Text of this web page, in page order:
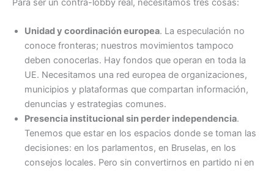
Para ser un contra-lobby real, necesitamos tres cosas:
Unidad y coordinación europea. La especulación no
conoce fronteras; nuestros movimientos tampoco
deben conocerlas. Hay fondos que operan en toda la
UE. Necesitamos una red europea de organizaciones,
municipios y plataformas que compartan información,
denuncias y estrategias comunes.
Presencia institucional sin perder independencia.
Tenemos que estar en los espacios donde se toman las
decisiones: en los parlamentos, en Bruselas, en los
consejos locales. Pero sin convertirnos en partido ni en